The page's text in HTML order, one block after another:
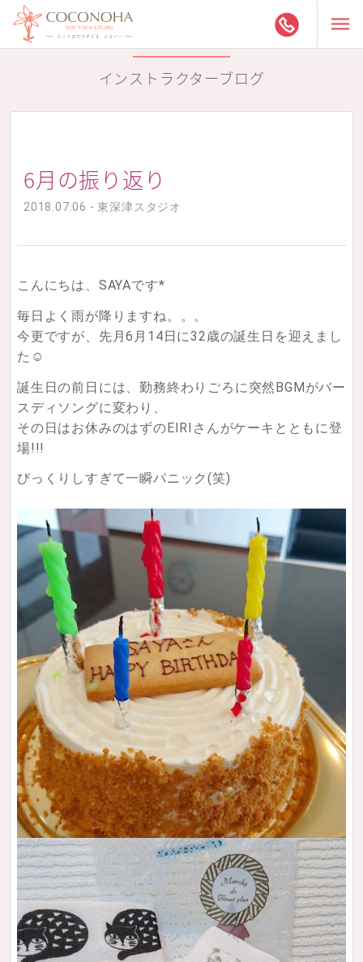
インストラクターブログ
6月の振り返り
2018.07.06 - 東深津スタジオ
こんにちは、SAYAです*
毎日よく雨が降りますね。。。
今更ですが、先月6月14日に32歳の誕生日を迎えまし
た☺
誕生日の前日には、勤務終わりごろに突然BGMがバー
スディソングに変わり、
その日はお休みのはずのEIRIさんがケーキとともに登
場!!!
びっくりしすぎて一瞬パニック(笑)